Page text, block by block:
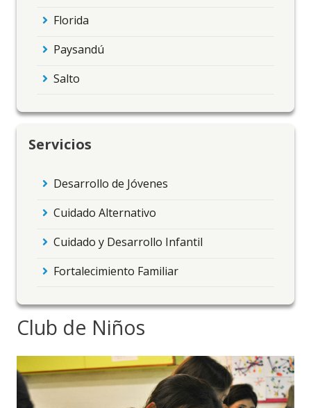
Club de Niños
Florida
Paysandú
Salto
Servicios
Desarrollo de Jóvenes
Cuidado Alternativo
Cuidado y Desarrollo Infantil
Fortalecimiento Familiar